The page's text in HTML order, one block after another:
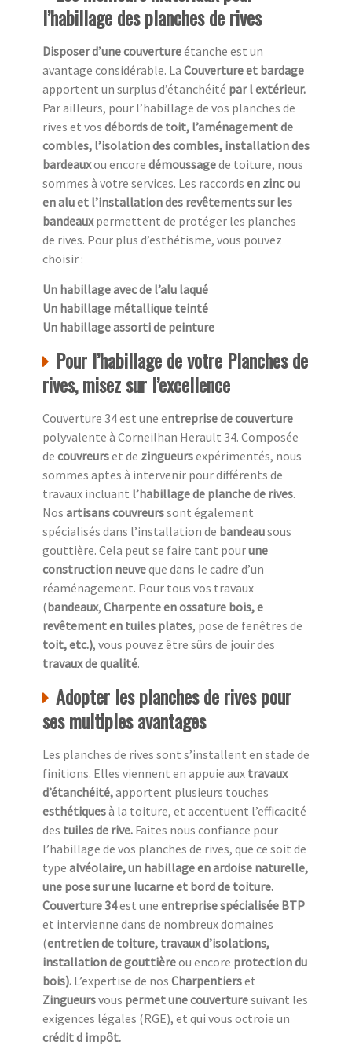
l’habillage des planches de rives
Disposer d’une couvertureétanche est un
avantage considérable. La Couverture et bardage
apportent un surplus d’étanchéité par l extérieur.
Par ailleurs, pour l’habillage de vos planches de
rives et vos débords de toit, l’aménagement de
combles, l’isolation des combles, installation des
bardeauxou encore démoussagede toiture, nous
sommes à votre services. Les raccords en zinc ou
en alu et l’installation des revêtements sur les
bandeauxpermettent de protéger les planches
de rives. Pour plus d’esthétisme, vous pouvez
choisir :
Un habillage avec de l’alu laqué
Un habillage métallique teinté
Un habillage assorti de peinture
Pour l’habillage de votre Planches de
rives, misez sur l’excellence
Couverture 34 est une entreprise de couverture
polyvalente à Corneilhan Herault 34. Composée
de couvreurset de zingueursexpérimentés, nous
sommes aptes à intervenir pour différents de
travaux incluant l’habillage de planche de rives.
Nos artisans couvreurssont également
spécialisés dans l’installation de bandeausous
gouttière. Cela peut se faire tant pourune
construction neuveque dans le cadre d’un
réaménagement. Pour tous vos travaux
(bandeaux, Charpente en ossature bois, e
revêtement en tuiles plates, pose de fenêtres de
toit, etc.), vous pouvez être sûrs de jouir des
travaux de qualité.
Adopter les planches de rives pour
ses multiples avantages
Les planches de rives sont s’installent en stade de
finitions. Elles viennent en appuie aux travaux
d’étanchéité,apportent plusieurs touches
esthétiquesà la toiture, et accentuent l’efficacité
des tuiles de rive. Faites nous confiance pour
l’habillage de vos planches de rives, que ce soit de
type alvéolaire, un habillage en ardoise naturelle,
une pose sur une lucarne et bord de toiture.
Couverture 34est une entreprise spécialisée BTP
et intervienne dans de nombreux domaines
(entretien de toiture, travaux d’isolations,
installation de gouttièreou encore protection du
bois). L’expertise de nos Charpentierset
Zingueursvous permet une couverturesuivant les
exigences légales (RGE), et qui vous octroie un
crédit d impôt.